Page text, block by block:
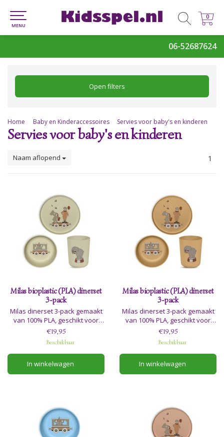
06-52687624
0
0
MENU
Open filters
Home Baby en Kinderaccessoires Servies voor baby's en kinderen
Servies voor baby's en kinderen
Naam aflopend 1
Milas bioplastic (PLA) dinerset
3-pack
Milas dinerset 3-pack gemaakt
van 100% PLA, geschikt voor
levensmiddelen en
vaatwasmachinebestendig.
Verdraagt geen verhitting of
contact met voedsel boven
70°C en is tevens niet geschikt
€19,95
Beschikbaar
In winkelwagen
Milas bioplastic (PLA) dinerset
3-pack
Milas dinerset 3-pack gemaakt
van 100% PLA, geschikt voor
levensmiddelen en
vaatwasmachinebestendig.
Verdraagt geen verhitting of
contact met voedsel boven
70°C en is tevens niet geschikt
€19,95
Beschikbaar
In winkelwagen